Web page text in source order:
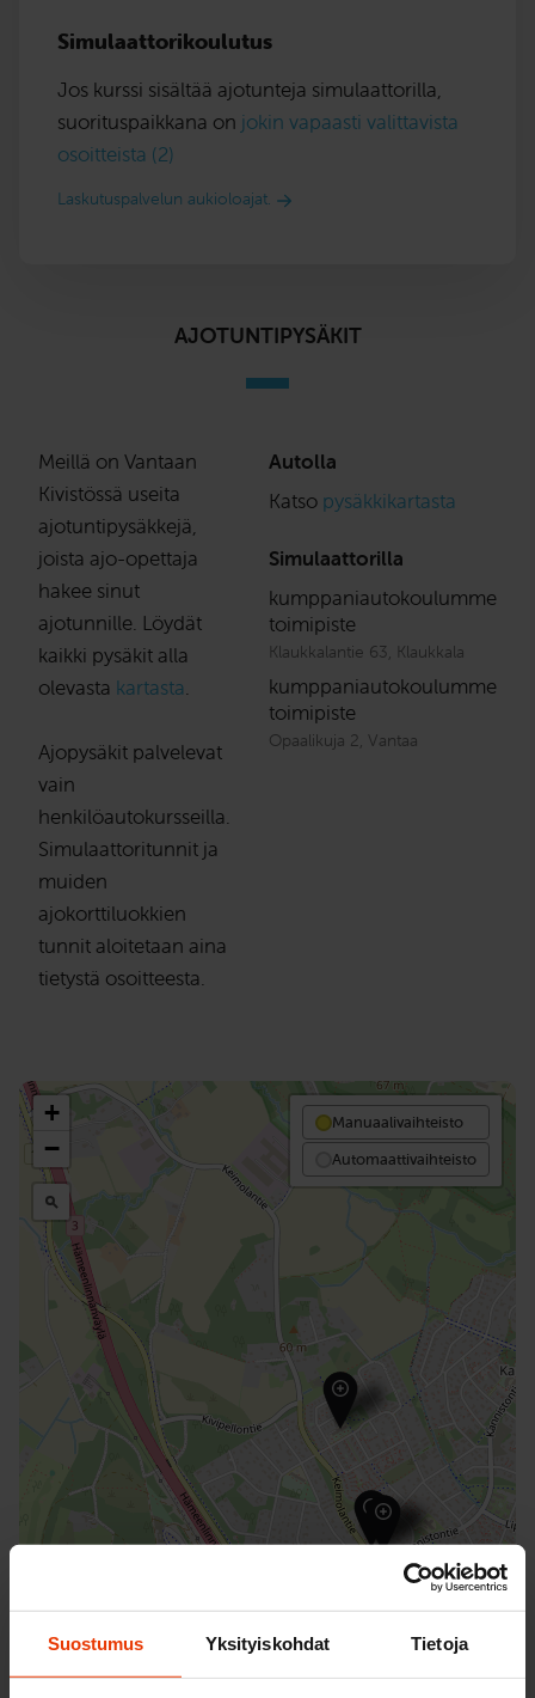
Suostumus Yksityiskohdat Tietoja
Simulaattorikoulutus
Jos kurssi sisältää ajotunteja simulaattorilla,
suorituspaikkana on jokin vapaasti valittavista
osoitteista (2)
Laskutuspalvelun aukioloajat.
AJOTUNTIPYSÄKIT
Meillä on Vantaan
Kivistössä useita
ajotuntipysäkkejä,
joista ajo-opettaja
hakee sinut
ajotunnille. Löydät
kaikki pysäkit alla
olevasta kartasta.
Ajopysäkit palvelevat
vain
henkilöautokursseilla.
Simulaattoritunnit ja
muiden
ajokorttiluokkien
tunnit aloitetaan aina
tietystä osoitteesta.
Autolla
Katso pysäkkikartasta
Simulaattorilla
kumppaniautokoulumme
toimipiste
Klaukkalantie 63, Klaukkala
kumppaniautokoulumme
toimipiste
Opaalikuja 2, Vantaa
+
−
Manuaalivaihteisto
Automaattivaihteisto